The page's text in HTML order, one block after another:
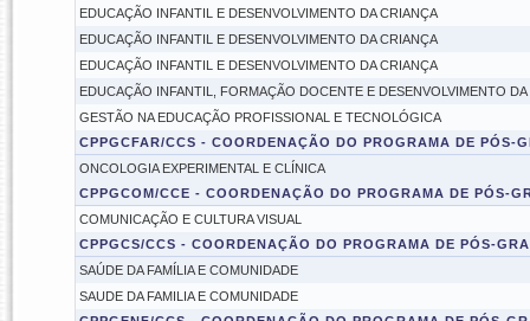
EDUCAÇÃO INFANTIL E DESENVOLVIMENTO DA CRIANÇA
EDUCAÇÃO INFANTIL E DESENVOLVIMENTO DA CRIANÇA
EDUCAÇÃO INFANTIL E DESENVOLVIMENTO DA CRIANÇA
EDUCAÇÃO INFANTIL, FORMAÇÃO DOCENTE E DESENVOLVIMENTO DA
GESTÃO NA EDUCAÇÃO PROFISSIONAL E TECNOLÓGICA
CPPGCFAR/CCS - COORDENAÇÃO DO PROGRAMA DE PÓS-
ONCOLOGIA EXPERIMENTAL E CLÍNICA
CPPGCOM/CCE - COORDENAÇÃO DO PROGRAMA DE PÓS-
COMUNICAÇÃO E CULTURA VISUAL
CPPGCS/CCS - COORDENAÇÃO DO PROGRAMA DE PÓS-
SAÚDE DA FAMÍLIA E COMUNIDADE
SAUDE DA FAMILIA E COMUNIDADE